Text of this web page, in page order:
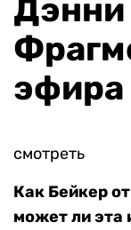
Дэнни
эфира
смотреть
Как Бейкер
может ли эта